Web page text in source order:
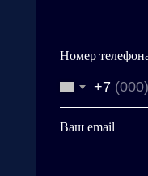
Номер
+7
Ваш email